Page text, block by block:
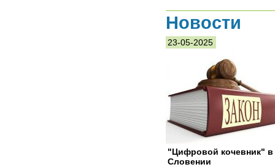
Новости
23-05-2025
"Цифровой кочевник" в
Словении